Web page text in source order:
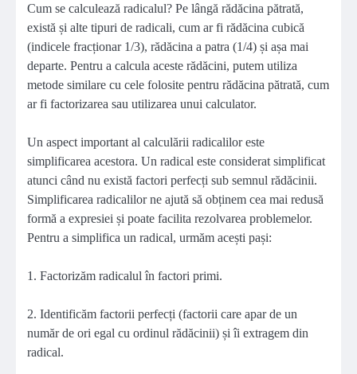
Cum se calculează radicalul? Pe lângă rădăcina pătrată,
există și alte tipuri de radicali, cum ar fi rădăcina cubică
(indicele fracționar 1/3), rădăcina a patra (1/4) și așa mai
departe. Pentru a calcula aceste rădăcini, putem utiliza
metode similare cu cele folosite pentru rădăcina pătrată, cum
ar fi factorizarea sau utilizarea unui calculator.
Un aspect important al calculării radicalilor este
simplificarea acestora. Un radical este considerat simplificat
atunci când nu există factori perfecți sub semnul rădăcinii.
Simplificarea radicalilor ne ajută să obținem cea mai redusă
formă a expresiei și poate facilita rezolvarea problemelor.
Pentru a simplifica un radical, urmăm acești pași:
1. Factorizăm radicalul în factori primi.
2. Identificăm factorii perfecți (factorii care apar de un
număr de ori egal cu ordinul rădăcinii) și îi extragem din
radical.